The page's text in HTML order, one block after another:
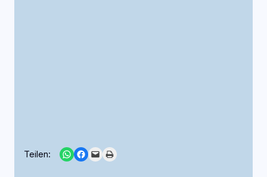
Teilen: Share on WhatsApp
Share on Facebook
Email this PagePrint this Page